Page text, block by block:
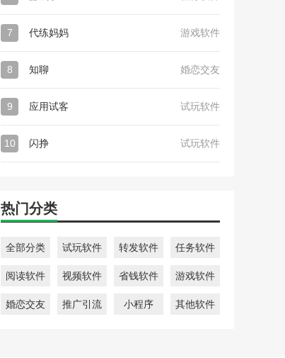
7 代练妈妈 游戏软件
8 知聊 婚恋交友
9 应用试客 试玩软件
10 闪挣 试玩软件
热门分类
全部分类 试玩软件 转发软件 任务软件
阅读软件 视频软件 省钱软件 游戏软件
婚恋交友 推广引流 小程序 其他软件